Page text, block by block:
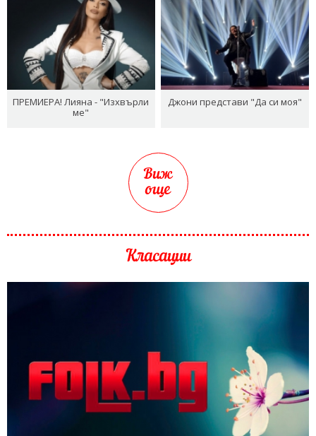
ПРЕМИЕРА! Лияна - "Изхвърли
ме"
Джони представи "Да си моя"
Виж
още
Класации